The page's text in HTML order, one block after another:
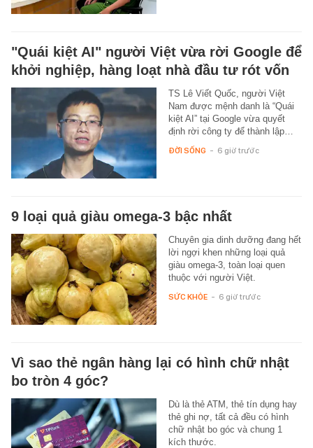
"Quái kiệt AI" người Việt vừa rời Google để
khởi nghiệp, hàng loạt nhà đầu tư rót vốn
TS Lê Viết Quốc, người Việt
Nam được mệnh danh là “Quái
kiệt AI” tại Google vừa quyết
định rời công ty để thành lập…
ĐỜI SỐNG - 6 giờ trước
9 loại quả giàu omega-3 bậc nhất
Chuyên gia dinh dưỡng đang hết
lời ngợi khen những loại quả
giàu omega-3, toàn loại quen
thuộc với người Việt.
SỨC KHỎE - 6 giờ trước
Vì sao thẻ ngân hàng lại có hình chữ nhật
bo tròn 4 góc?
Dù là thẻ ATM, thẻ tín dụng hay
thẻ ghi nợ, tất cả đều có hình
chữ nhật bo góc và chung 1
kích thước.